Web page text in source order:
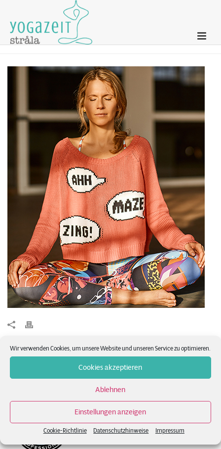
Wir verwenden Cookies, um unsere Website und unseren Service zu optimieren.
Cookies akzeptieren
Ablehnen
Einstellungen anzeigen
Cookie-Richtlinie Datenschutzhinweise Impressum
Strala Yoga Relax